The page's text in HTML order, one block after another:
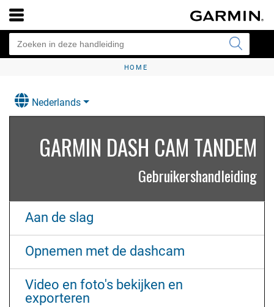
HOME
Nederlands
GARMIN DASH CAM TANDEM
Gebruikershandleiding
Aan de slag
Opnemen met de dashcam
Video en foto's bekijken en
exporteren